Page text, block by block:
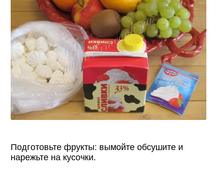
Подготовьте фрукты: вымойте обсушите и
нарежьте на кусочки.